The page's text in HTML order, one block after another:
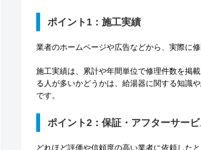
ポイント1：施工実績
業者のホームページや広告などから、実際に
施工実績は、累計や年間単位で修理件数を掲
る人が多いかどうかは、給湯器に関する知識
です。
ポイント2：保証・アフターサービ
どれほど評価や信頼度の高い業者に依頼した